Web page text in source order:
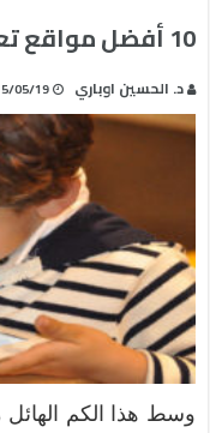
10 أفضل مواقع تعليمية للأطفال
د. الحسين اوباري 05/19
وسط هذا الكم الهائل